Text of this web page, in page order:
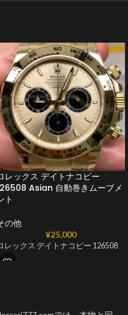
レックス デイトナコピー
Asian 自動巻きムーブメ
ト
の他
¥25,000
レックス デイトナコピー 126508